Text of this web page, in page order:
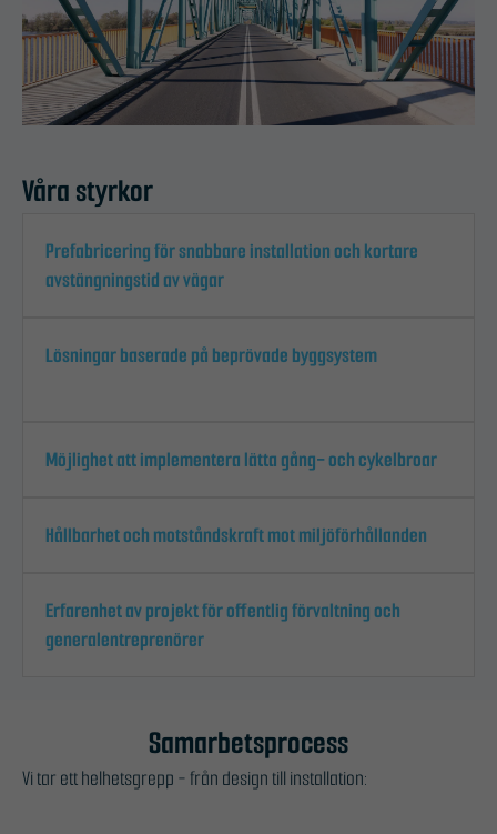
Våra styrkor
Prefabricering för snabbare installation och kortare
avstängningstid av vägar
Lösningar baserade på beprövade byggsystem
Möjlighet att implementera lätta gång- och cykelbroar
Hållbarhet och motståndskraft mot miljöförhållanden
Erfarenhet av projekt för offentlig förvaltning och
generalentreprenörer
Samarbetsprocess
Vi tar ett helhetsgrepp - från design till installation: